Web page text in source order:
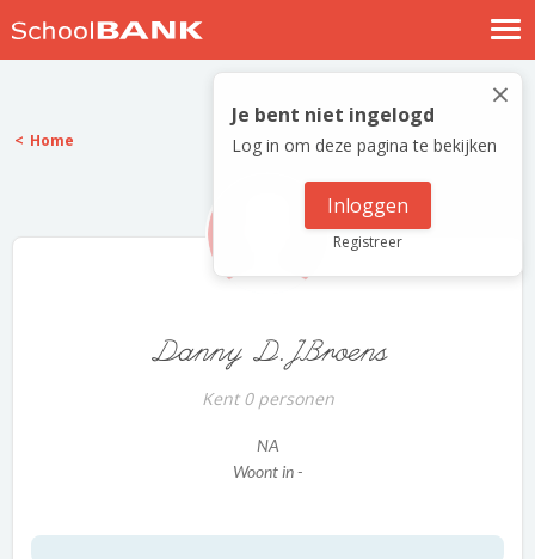
Nostalgische verhalen
Log in
Meld je gratis aan
×
Je bent niet ingelogd
Log in om deze pagina te bekijken
Inloggen
Registreer
Home
Danny D.JBroens
Kent 0 personen
NA
Woont in -